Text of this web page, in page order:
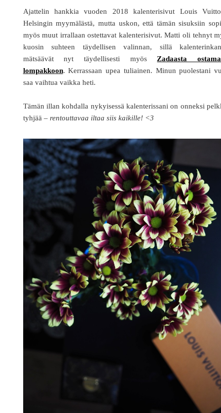
Ajattelin hankkia vuoden 2018 kalenterisivut Louis
Helsingin myymälästä, mutta uskon, että tämän sisuksiin
myös muut irrallaan ostettavat kalenterisivut. Matti oli tehnyt
kuosin suhteen täydellisen valinnan, sillä
mätsäävät nyt täydellisesti myös Zadaasta
lompakkoon. Kerrassaan upea tuliainen. Minun puolestani
saa vaihtua vaikka heti.
Tämän illan kohdalla nykyisessä kalenterissani on onneksi
tyhjää – rentouttavaa iltaa siis kaikille! <3